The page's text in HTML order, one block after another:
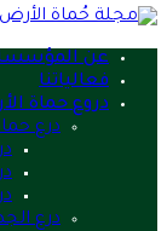
عن
فعالياتنا
دروع حماة
درع
درع